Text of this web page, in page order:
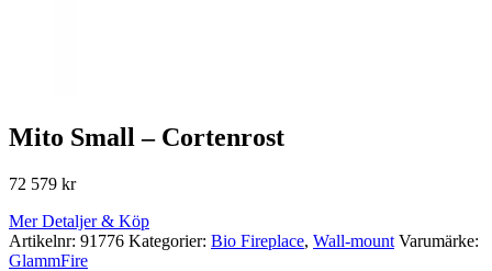
Mito Small – Cortenrost
72 579 kr
Mer Detaljer & Köp
Artikelnr: 91776 Kategorier: Bio Fireplace, Wall-mount Varumärke:
GlammFire